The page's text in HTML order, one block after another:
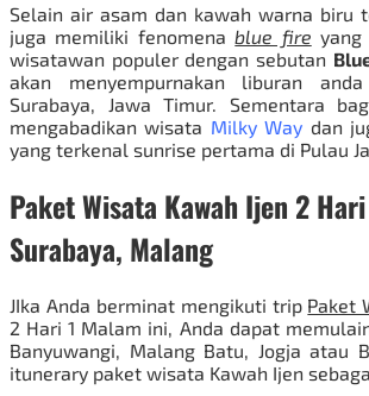
Selain air asam dan kawah warna biru
juga memiliki fenomenablue fire yang
wisatawan populer dengan sebutan
akan menyempurnakan liburan
Surabaya, Jawa Timur. Sementara
mengabadikan wisata Milky Way dan
yang terkenal sunrise pertama di Pulau
Paket Wisata Kawah Ijen 2
Surabaya, Malang
JIka Anda berminat mengikuti trip Paket
2 Hari 1 Malam ini, Anda dapat
Banyuwangi, Malang Batu, Jogja atau
itunerary paket wisata Kawah Ijen